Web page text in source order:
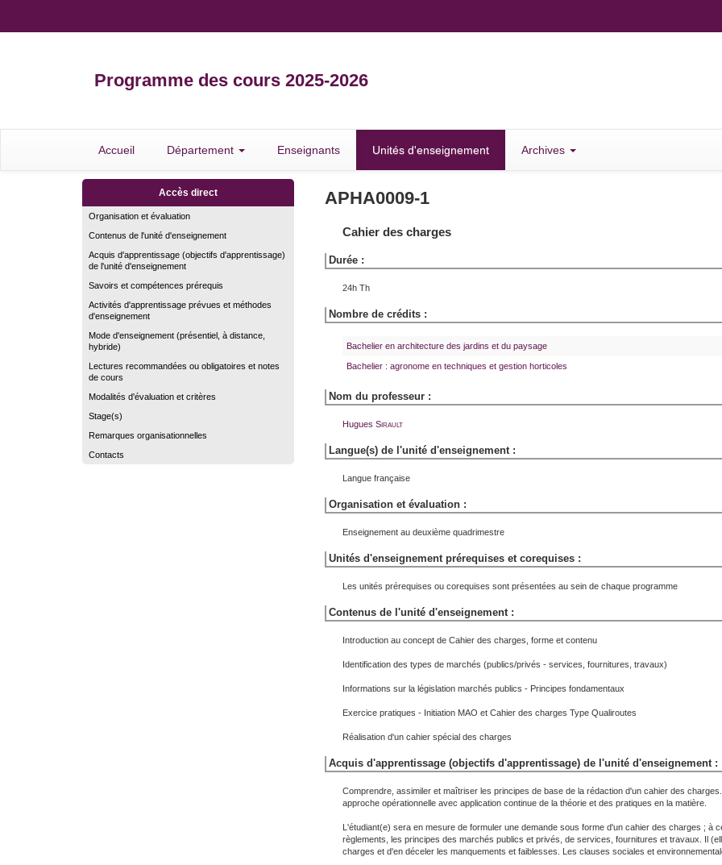
Programme des cours 2025-2026
Accueil Département Enseignants Unités d'enseignement Archives
Accès direct
Organisation et évaluation
Contenus de l'unité d'enseignement
Acquis d'apprentissage (objectifs d'apprentissage)
de l'unité d'enseignement
Savoirs et compétences prérequis
Activités d'apprentissage prévues et méthodes
d'enseignement
Mode d'enseignement (présentiel, à distance,
hybride)
Lectures recommandées ou obligatoires et notes
de cours
Modalités d'évaluation et critères
Stage(s)
Remarques organisationnelles
Contacts
APHA0009-1
Cahier des charges
Durée :
24h Th
Nombre de crédits :
Bachelier en architecture des jardins et du paysage
Bachelier : agronome en techniques et gestion horticoles
Nom du professeur :
Hugues Sirault
Langue(s) de l'unité d'enseignement :
Langue française
Organisation et évaluation :
Enseignement au deuxième quadrimestre
Unités d'enseignement prérequises et corequises :
Les unités prérequises ou corequises sont présentées au sein de chaque programme
Contenus de l'unité d'enseignement :
Introduction au concept de Cahier des charges, forme et contenu
Identification des types de marchés (publics/privés - services, fournitures, travaux)
Informations sur la législation marchés publics - Principes fondamentaux
Exercice pratiques - Initiation MAO et Cahier des charges Type Qualiroutes
Réalisation d'un cahier spécial des charges
Acquis d'apprentissage (objectifs d'apprentissage) de l'unité d'enseignement :
Comprendre, assimiler et maîtriser les principes de base de la rédaction d'un cahier des
approche opérationnelle avec application continue de la théorie et des pratiques en la matière.
L'étudiant(e) sera en mesure de formuler une demande sous forme d'un cahier des charges ; à
règlements, les principes des marchés publics et privés, de services, fournitures et travaux. Il
charges et d'en déceler les manquements et faiblesses. Les clauses sociales et